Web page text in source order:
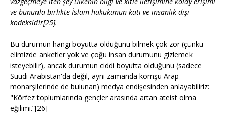
ve bununla birlikte İslam hukukunun katı ve insanlık dışı
kodeksidir[25].
Bu durumun hangi boyutta olduğunu bilmek çok zor (çünkü
elimizde anketler yok ve çoğu insan durumunu gizlemek
isteyebilir), ancak durumun ciddi boyutta olduğunu (sadece
Suudi Arabistan'da değil, aynı zamanda komşu Arap
monarşilerinde de bulunan) medya endişesinden anlayabiliriz:
"Körfez toplumlarında gençler arasında artan ateist olma
eğilimi.”[26]